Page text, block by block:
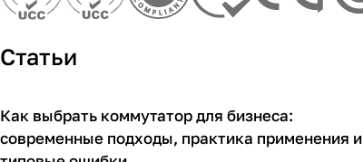
Статьи
Советы покупателям
Как выбрать коммутатор для бизнеса:
современные подходы, практика применения и